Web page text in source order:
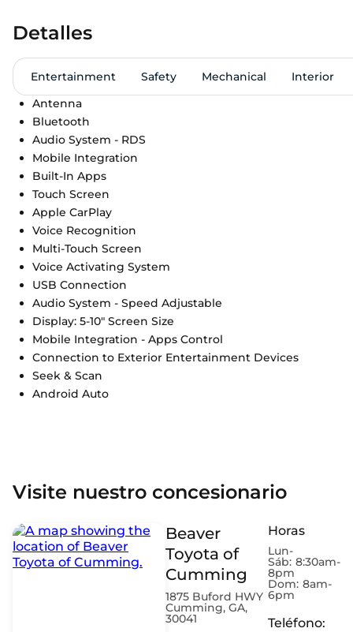
Detalles
Entertainment Safety Mechanical
Interior
Antenna
Bluetooth
Audio System - RDS
Mobile Integration
Built-In Apps
Touch Screen
Apple CarPlay
Voice Recognition
Multi-Touch Screen
Voice Activating System
USB Connection
Audio System - Speed Adjustable
Display: 5-10" Screen Size
Mobile Integration - Apps Control
Connection to Exterior Entertainment Devices
Seek & Scan
Android Auto
Visite nuestro concesionario
Beaver
Toyota of
Cumming
1875 Buford HWY
Cumming, GA,
30041
Horas
Lun-
Sáb: 8:30am-
8pm
Dom: 8am-
6pm
Teléfono: